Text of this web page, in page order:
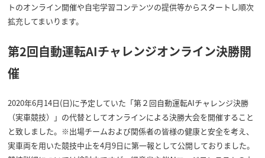
トのオンライン開催や自宅学習コンテンツの提供等からスタートし順次
拡充してまいります。
第2回自動運転AIチャレンジオンライン決勝開
催
2020年6月14日(日)に予定していた「第２回自動運転AIチャレンジ決勝
（実車競技）」の代替としてオンラインによる決勝大会を開催すること
と致しました。※出場チームおよび関係者の皆様の健康と安全を考え、
実車両を用いた競技中止を4月9日に第一報として公開しておりました。